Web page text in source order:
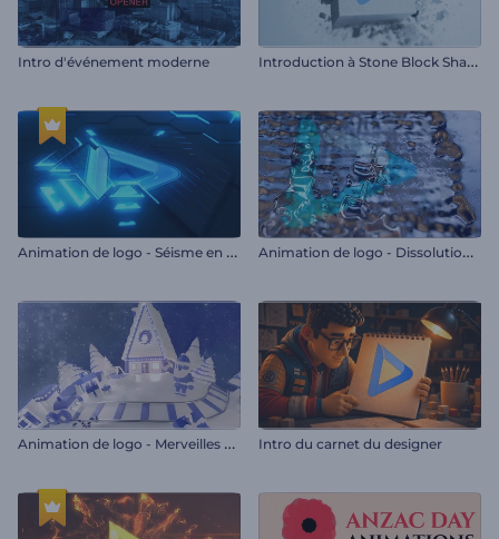
Intro d'événement moderne I
ntroduction à Stone Block Shatter
A
nimation de logo - Séisme en néon A
nimation de logo - Dissolution du métal
A
nimation de logo - Merveilles d'hiver Intro du carnet du designer